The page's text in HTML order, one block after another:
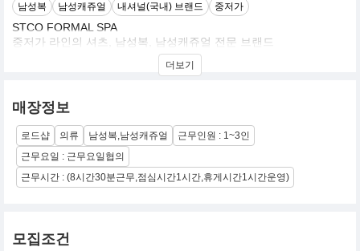
남성복 남성캐쥬얼 내셔널(국내) 브랜드 중저가
STCO FORMAL SPA
중저가 라인의 셔츠, 남성복, 남성캐쥬얼 전문 브랜드
더보기
매장정보
로드샵 의류 남성복,남성캐쥬얼
근무인원 : 1~3인
근무요일 : 근무요일협의
근무시간 : (8시간30분근무,점심시간1시간,휴게시간1시간운영)
모집조건